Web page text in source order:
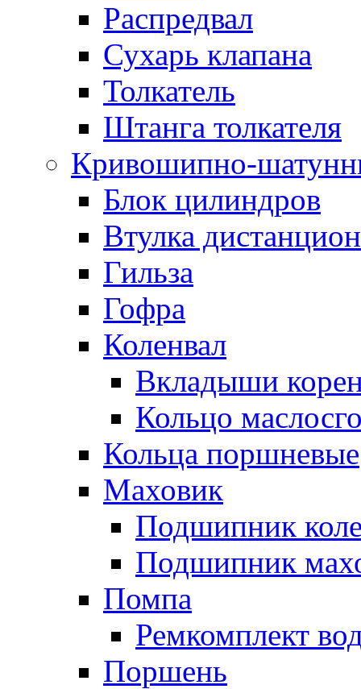
Распредвал
Сухарь клапана
Толкатель
Штанга толкателя
Кривошипно-
Блок цилиндров
Втулка
Гильза
Гофра
Коленвал
Вкладыши
Кольцо
Кольца поршневые
Маховик
Подшипник
Подшипник
Помпа
Ремкомплект
Поршень